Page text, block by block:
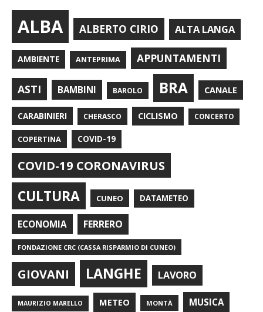
ALBA ALBERTO CIRIO ALTA LANGA
AMBIENTE ANTEPRIMA APPUNTAMENTI
ASTI BAMBINI BAROLO BRA CANALE
CARABINIERI CHERASCO CICLISMO CONCERTO
COPERTINA COVID-19
COVID-19 CORONAVIRUS
CULTURA CUNEO DATAMETEO
ECONOMIA FERRERO
FONDAZIONE CRC (CASSA RISPARMIO DI CUNEO)
GIOVANI LANGHE LAVORO
MAURIZIO MARELLO METEO MONTÀ MUSICA